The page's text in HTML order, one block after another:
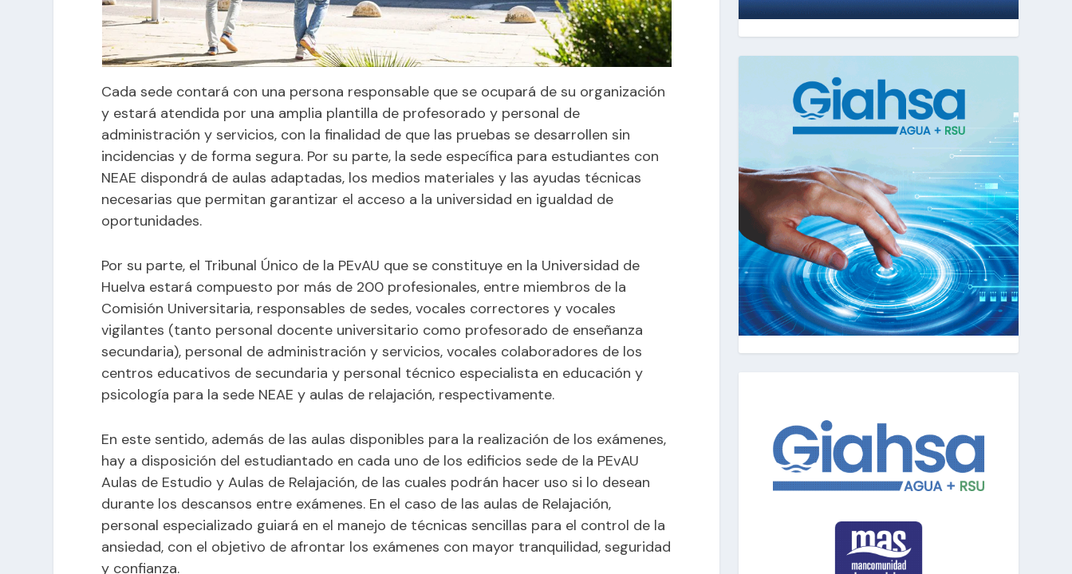
Cada sede contará con una persona responsable que se ocupará de su organización
y estará atendida por una amplia plantilla de profesorado y personal de
administración y servicios, con la finalidad de que las pruebas se desarrollen sin
incidencias y de forma segura. Por su parte, la sede específica para estudiantes con
NEAE dispondrá de aulas adaptadas, los medios materiales y las ayudas técnicas
necesarias que permitan garantizar el acceso a la universidad en igualdad de
oportunidades.
Por su parte, el Tribunal Único de la PEvAU que se constituye en la Universidad de
Huelva estará compuesto por más de 200 profesionales, entre miembros de la
Comisión Universitaria, responsables de sedes, vocales correctores y vocales
vigilantes (tanto personal docente universitario como profesorado de enseñanza
secundaria), personal de administración y servicios, vocales colaboradores de los
centros educativos de secundaria y personal técnico especialista en educación y
psicología para la sede NEAE y aulas de relajación, respectivamente.
En este sentido, además de las aulas disponibles para la realización de los exámenes,
hay a disposición del estudiantado en cada uno de los edificios sede de la PEvAU
Aulas de Estudio y Aulas de Relajación, de las cuales podrán hacer uso si lo desean
durante los descansos entre exámenes. En el caso de las aulas de Relajación,
personal especializado guiará en el manejo de técnicas sencillas para el control de la
ansiedad, con el objetivo de afrontar los exámenes con mayor tranquilidad, seguridad
y confianza.